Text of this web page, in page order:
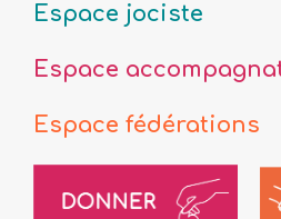
Espace jociste
Espace
Espace fédérations